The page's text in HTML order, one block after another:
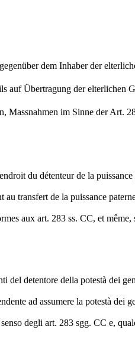
dem Inhaber der
auf Übertragung der elterlichen
Massnahmen im Sinne der Art.
du détenteur de la
transfert de la puissance
aux art. 283 ss. CC, et
detentore della potestà dei
ad assumere la potestà dei
degli art. 283 sgg. CC e,